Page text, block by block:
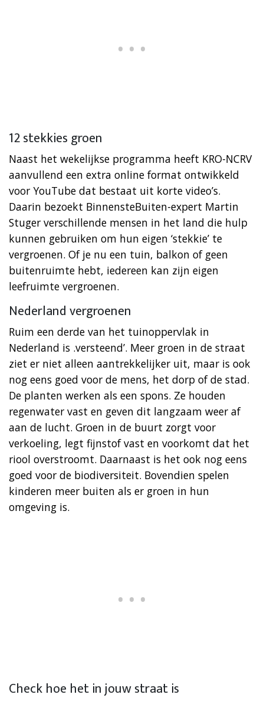
12 stekkies groen
Naast het wekelijkse programma heeft KRO-NCRV
aanvullend een extra online format ontwikkeld
voor YouTube dat bestaat uit korte video’s.
Daarin bezoekt BinnensteBuiten-expert Martin
Stuger verschillende mensen in het land die hulp
kunnen gebruiken om hun eigen ‘stekkie’ te
vergroenen. Of je nu een tuin, balkon of geen
buitenruimte hebt, iedereen kan zijn eigen
leefruimte vergroenen.
Nederland vergroenen
Ruim een derde van het tuinoppervlak in
Nederland is .versteend’. Meer groen in de straat
ziet er niet alleen aantrekkelijker uit, maar is ook
nog eens goed voor de mens, het dorp of de stad.
De planten werken als een spons. Ze houden
regenwater vast en geven dit langzaam weer af
aan de lucht. Groen in de buurt zorgt voor
verkoeling, legt fijnstof vast en voorkomt dat het
riool overstroomt. Daarnaast is het ook nog eens
goed voor de biodiversiteit. Bovendien spelen
kinderen meer buiten als er groen in hun
omgeving is.
Check hoe het in jouw straat is